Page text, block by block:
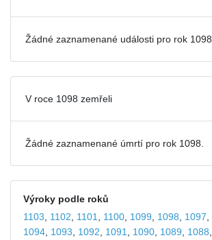
Žádné zaznamenané události pro rok 1098.
V roce 1098 zemřeli
Žádné zaznamenané úmrtí pro rok 1098.
Výroky podle roků
1103
1102 1101 1100, 1099 1098 1097
1094, 1093 1092 1091 1090, 1089 1088